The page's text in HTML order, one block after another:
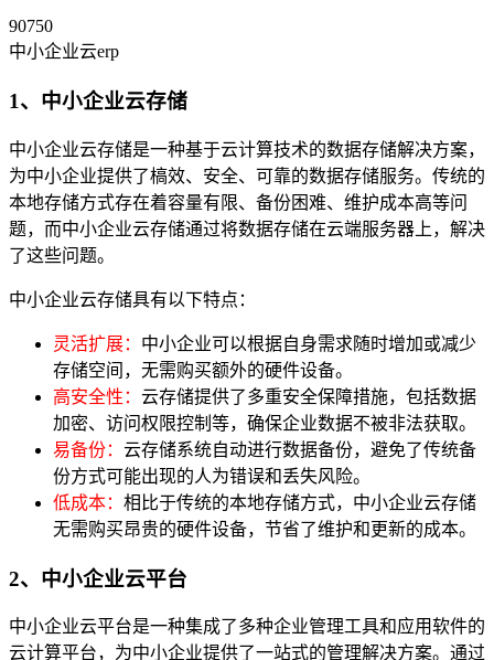
90750
中小企业云erp
1、中小企业云存储
中小企业云存储是一种基于云计算技术的数据存储解决方案，
为中小企业提供了槁效、安全、可靠的数据存储服务。传统的
本地存储方式存在着容量有限、备份困难、维护成本高等问
题，而中小企业云存储通过将数据存储在云端服务器上，解决
了这些问题。
中小企业云存储具有以下特点：
灵活扩展： 中小企业可以根据自身需求随时增加或减少
存储空间，无需购买额外的硬件设备。
高安全性： 云存储提供了多重安全保障措施，包括数据
加密、访问权限控制等，确保企业数据不被非法获取。
易备份： 云存储系统自动进行数据备份，避免了传统备
份方式可能出现的人为错误和丢失风险。
低成本： 相比于传统的本地存储方式，中小企业云存储
无需购买昂贵的硬件设备，节省了维护和更新的成本。
2、中小企业云平台
中小企业云平台是一种集成了多种企业管理工具和应用软件的
云计算平台，为中小企业提供了一站式的管理解决方案。通过